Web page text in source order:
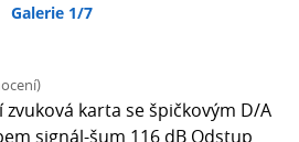
Galerie 1/7
zvuková karta se špičkovým D/A
signál-šum 116 dB Odstup